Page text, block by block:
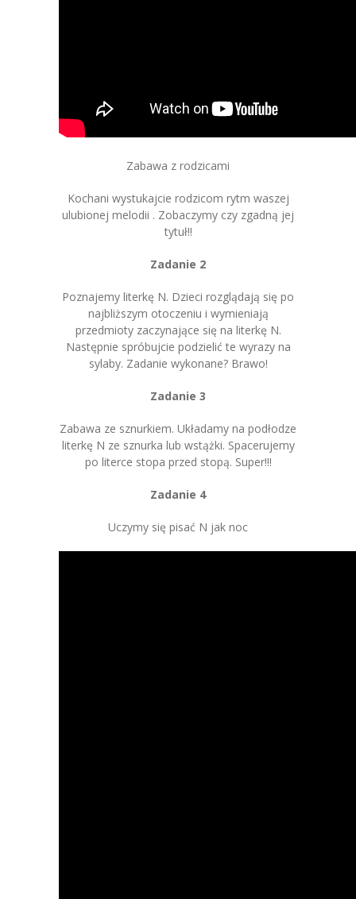
Zabawa z rodzicami
Kochani wystukajcie rodzicom rytm waszej
ulubionej melodii . Zobaczymy czy zgadną jej
tytuł!!
Zadanie 2
Poznajemy literkę N. Dzieci rozglądają się po
najbliższym otoczeniu i wymieniają
przedmioty zaczynające się na literkę N.
Następnie spróbujcie podzielić te wyrazy na
sylaby. Zadanie wykonane? Brawo!
Zadanie 3
Zabawa ze sznurkiem. Układamy na podłodze
literkę N ze sznurka lub wstążki. Spacerujemy
po literce stopa przed stopą. Super!!!
Zadanie 4
Uczymy się pisać N jak noc